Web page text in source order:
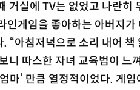
거실에 TV는 없었고 나란히
인게임을 좋아하는 아버지
“아침저녁으로 소리 내어
니 따스한 자녀 교육법이 느
마’ 만큼 열정적이었다. 게